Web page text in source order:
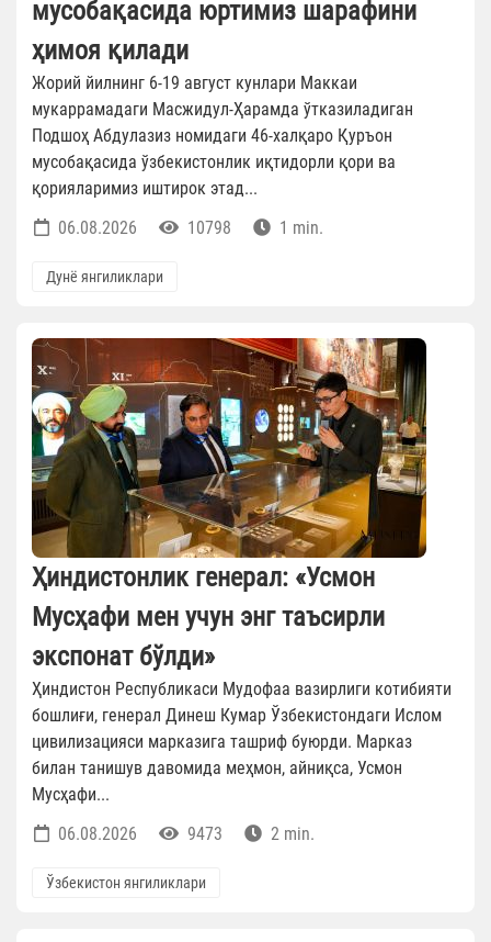
мусобақасида юртимиз шарафини
ҳимоя қилади
Жорий йилнинг 6-19 август кунлари Маккаи
мукаррамадаги Масжидул-Ҳарамда ўтказиладиган
Подшоҳ Абдулазиз номидаги 46-халқаро Қуръон
мусобақасида ўзбекистонлик иқтидорли қори ва
қорияларимиз иштирок этад...
06.08.2026
10798 1 min.
Дунё янгиликлари
Ҳиндистонлик генерал: «Усмон
Мусҳафи мен учун энг таъсирли
экспонат бўлди»
Ҳиндистон Республикаси Мудофаа вазирлиги котибияти
бошлиғи, генерал Динеш Кумар Ўзбекистондаги Ислом
цивилизацияси марказига ташриф буюрди. Марказ
билан танишув давомида меҳмон, айниқса, Усмон
Мусҳафи...
06.08.2026
9473 2 min.
Ўзбекистон янгиликлари